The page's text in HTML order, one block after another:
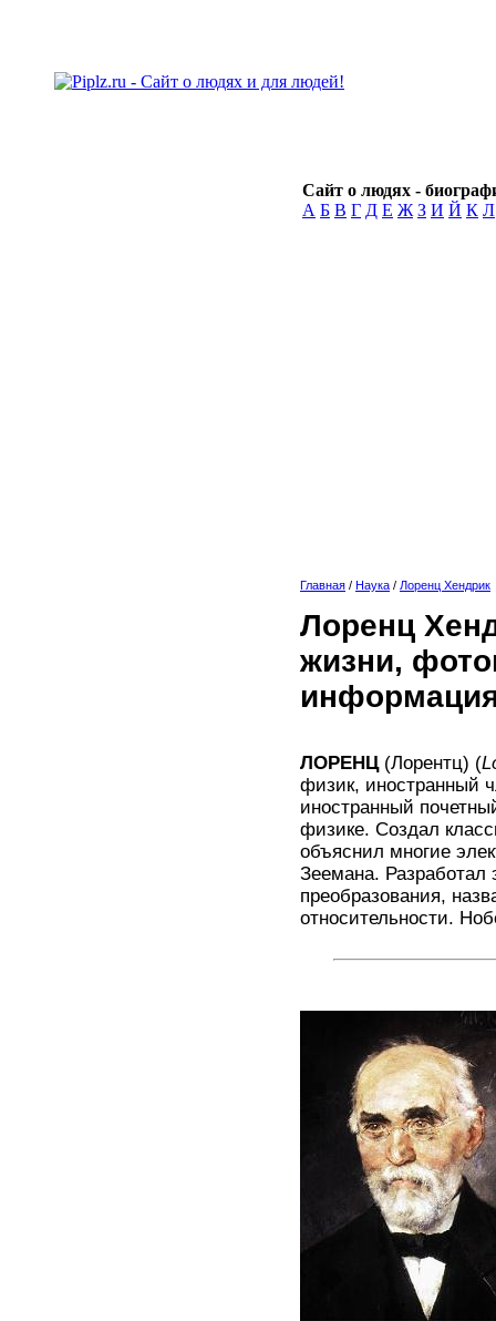
Сайт о людях -
А Б В Г Д Е Ж З И Й К Л
Главная / Наука / Лоренц Хендрик
Лоренц
жизни,
ЛОРЕНЦ(Лорентц) (
физик, иностранный
иностранный
физике. Создал
объяснил многие
Зеемана.
преобразования,
относительности.